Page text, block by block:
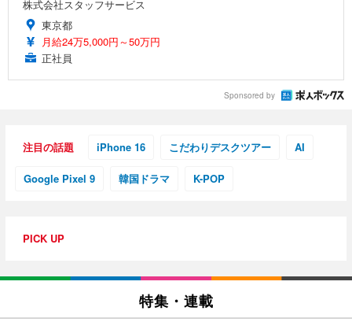
株式会社スタッフサービス
東京都
月給24万5,000円～50万円
正社員
Sponsored by
注目の話題 iPhone 16 こだわりデスクツアー AI
Google Pixel 9 韓国ドラマ K-POP
PICK UP
特集・連載